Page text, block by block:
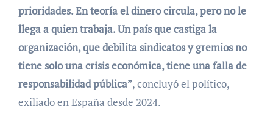
prioridades. En teoría el dinero circula, pero no le
llega a quien trabaja. Un país que castiga la
organización, que debilita sindicatos y gremios no
tiene solo una crisis económica, tiene una falla de
responsabilidad pública”, concluyó el político,
exiliado en España desde 2024.